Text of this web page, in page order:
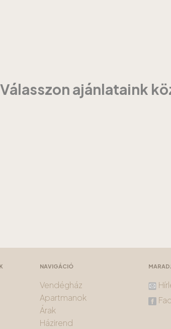
Válasszon ajánlataink
NAVIGÁCIÓ
Vendégház
Apartmanok
Árak
Házirend